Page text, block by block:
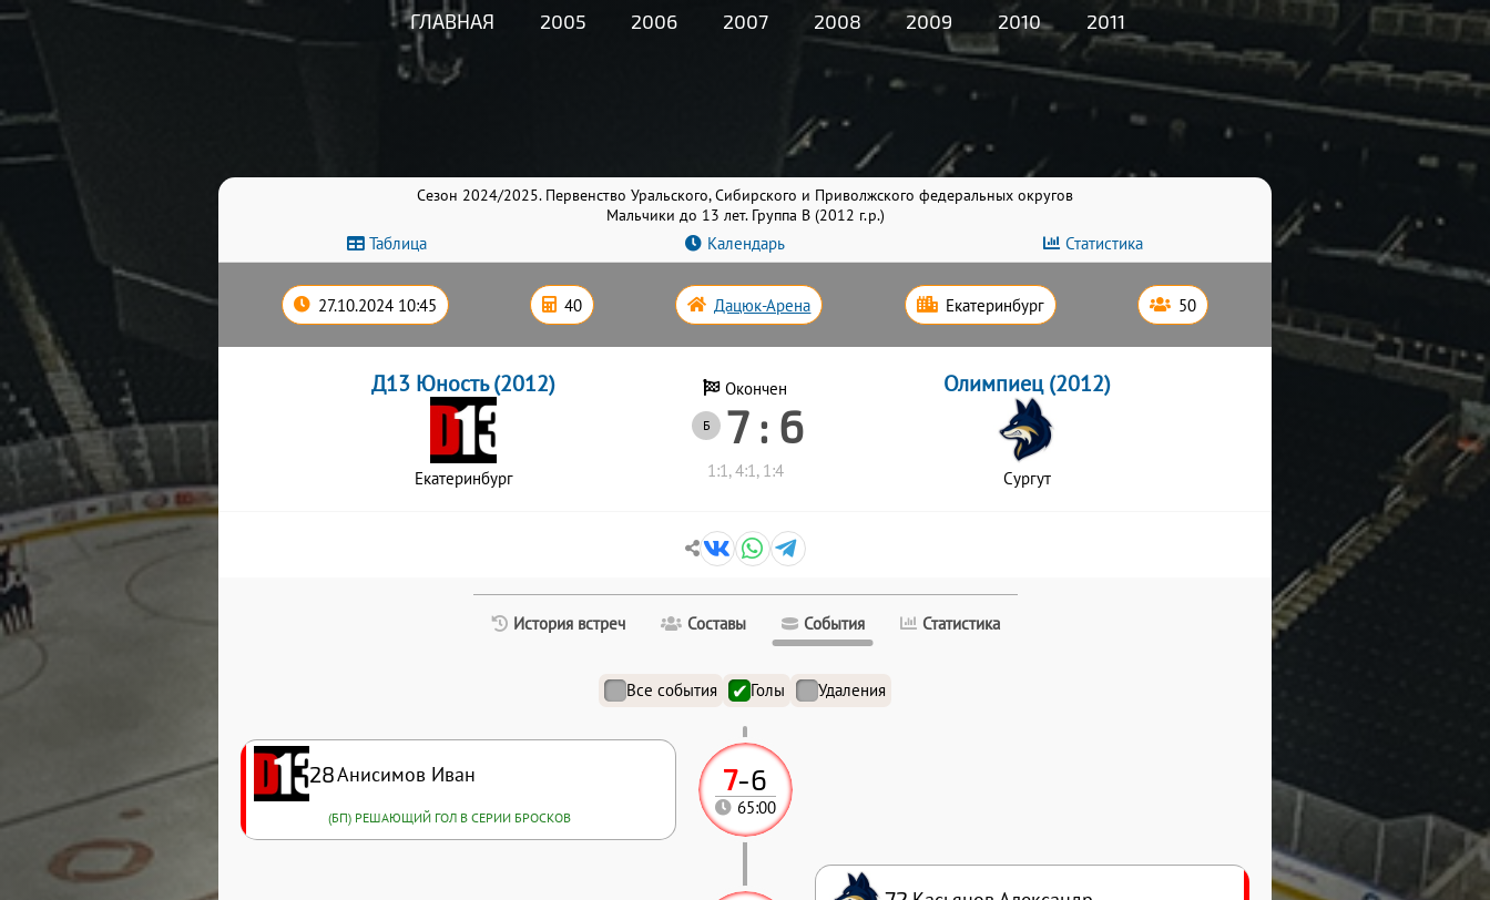
ГЛАВНАЯ 2005 2006 2007 2008 2009 2010 2011
Сезон 2024/2025. Первенство Уральского, Сибирского и Приволжского федеральных округов
Мальчики до 13 лет. Группа B (2012 г.р.)
Таблица Календарь Статистика
27.10.2024 10:45 40 Дацюк-Арена Екатеринбург 50
Д13 Юность (2012)
Екатеринбург
Окончен
7 : 6
Б
1:1, 4:1, 1:4
Олимпиец (2012)
Сургут
История встреч Составы События Статистика
Все события Голы Удаления
7-6
65:00
28Анисимов Иван
(БП) РЕШАЮЩИЙ ГОЛ В СЕРИИ БРОСКОВ